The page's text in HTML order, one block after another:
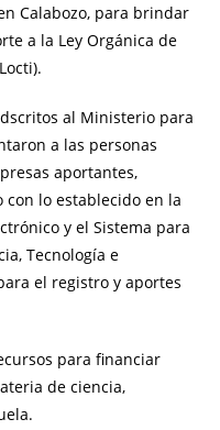
Calabozo, para brindar
a la Ley Orgánica de
al Ministerio para
a las personas
aportantes,
lo establecido en la
y el Sistema para
Tecnología e
el registro y aportes
para financiar
de ciencia,